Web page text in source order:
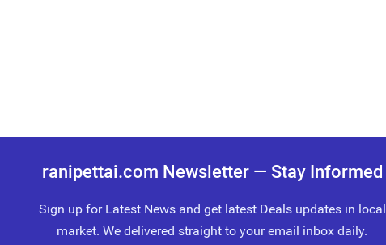
ranipettai.com Newsletter — Stay Informed
Sign up for Latest News and get latest Deals updates in local
market. We delivered straight to your email inbox daily.